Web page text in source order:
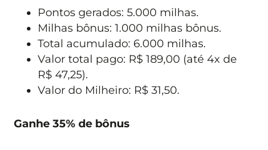
Pontos gerados: 5.000 milhas.
Milhas bônus: 1.000 milhas bônus.
Total acumulado: 6.000 milhas.
Valor total pago: R$ 189,00 (até 4x de
R$ 47,25).
Valor do Milheiro: R$ 31,50.
Ganhe 35% de bônus